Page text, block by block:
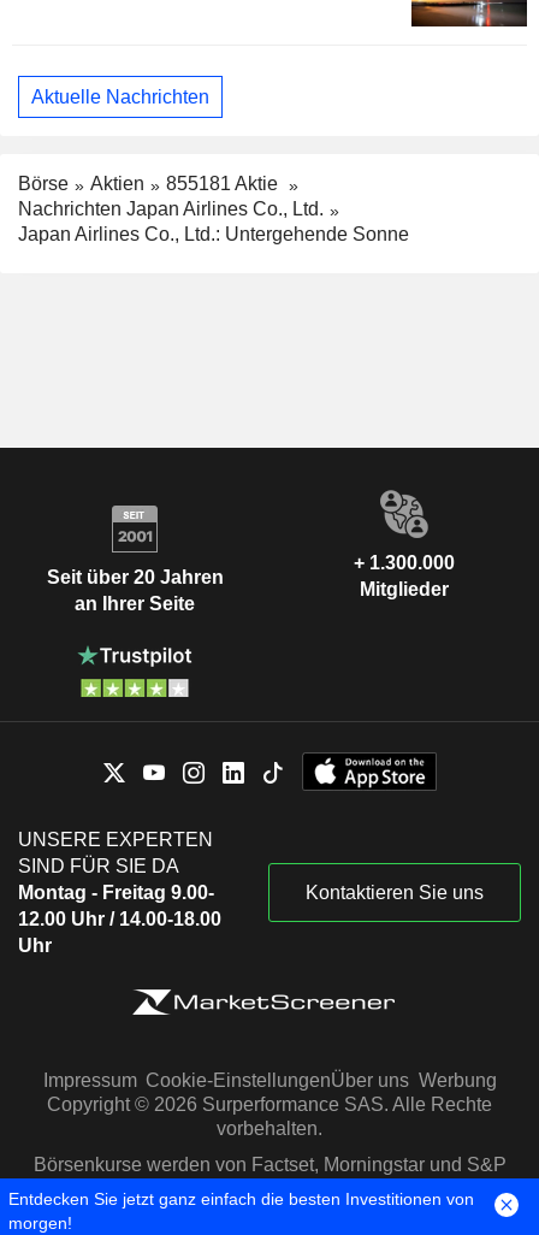
Aktuelle Nachrichten
Börse Aktien
855181 Aktie
Nachrichten Japan Airlines Co., Ltd.
Japan Airlines Co., Ltd.: Untergehende Sonne
Seit über 20 Jahren
an Ihrer Seite
+ 1.300.000
Mitglieder
UNSERE EXPERTEN
SIND FÜR SIE DA
Montag - Freitag 9.00-
12.00 Uhr / 14.00-18.00
Uhr
Kontaktieren Sie uns
Impressum Cookie-EinstellungenÜber uns Werbung
Copyright © 2026 Surperformance SAS. Alle Rechte
vorbehalten.
Börsenkurse werden von Factset, Morningstar und S&P
Capital IQ zur Verfügung gestellt
Entdecken Sie jetzt ganz einfach die besten Investitionen von
morgen!